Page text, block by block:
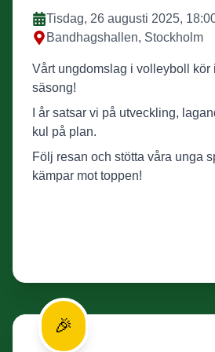
Tisdag, 26 augusti 2025,
Bandhagshallen, Stockholm
Vårt ungdomslag i volleyboll kör
säsong!
I år satsar vi på utveckling,
kul på plan.
Följ resan och stötta våra unga
kämpar mot toppen!
🎉